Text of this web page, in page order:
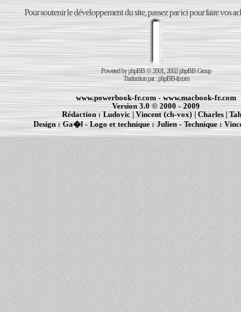
Pour soutenir le développement du site, passez par ici pour faire vos
Powered byphpBB© 2001, 2002 phpBB Group
Traduction par :phpBB-fr.com
www.powerbook-fr.com - www.macbook-fr.com
Version 3.0 © 2000 - 2009
Rédaction : Ludovic|Vincent (ch-vox)| Charles|
Design :Ga�l - Logo et technique : Julien - Technique :
| | cr�ation